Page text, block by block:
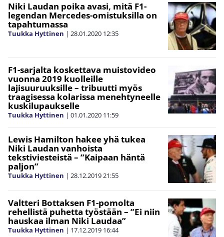
Niki Laudan poika avasi, mitä F1-
legendan Mercedes-omistuksilla on
tapahtumassa
Tuukka Hyttinen | 28.01.2020 12:35
F1-sarjalta koskettava muistovideo
vuonna 2019 kuolleille
lajisuuruuksille – tribuutti myös
traagisessa kolarissa menehtyneelle
kuskilupaukselle
Tuukka Hyttinen | 01.01.2020 11:59
Lewis Hamilton hakee yhä tukea
Niki Laudan vanhoista
tekstiviesteistä – ”Kaipaan häntä
paljon”
Tuukka Hyttinen | 28.12.201921:55
Valtteri Bottaksen F1-pomolta
rehellistä puhetta työstään – ”Ei niin
hauskaa ilman Niki Laudaa”
Tuukka Hyttinen | 17.12.2019 16:44